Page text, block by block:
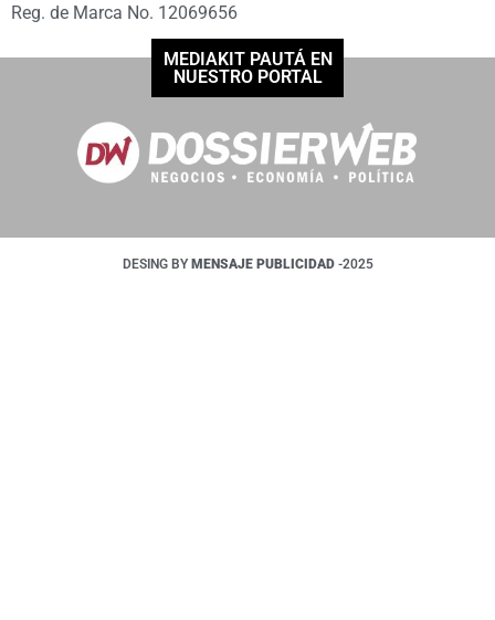
Reg. de Marca No. 12069656
MEDIAKIT PAUTÁ EN
NUESTRO PORTAL
DESING BY MENSAJE PUBLICIDAD -2025